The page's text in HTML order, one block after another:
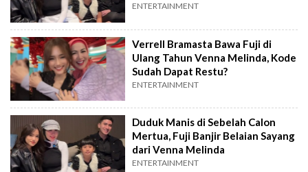
ENTERTAINMENT
Verrell Bramasta Bawa Fuji di
Ulang Tahun Venna Melinda, Kode
Sudah Dapat Restu?
ENTERTAINMENT
Duduk Manis di Sebelah Calon
Mertua, Fuji Banjir Belaian Sayang
dari Venna Melinda
ENTERTAINMENT